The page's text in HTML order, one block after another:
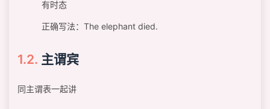
有时态
正确写法：The elephant died.
主谓宾
同主谓表一起讲